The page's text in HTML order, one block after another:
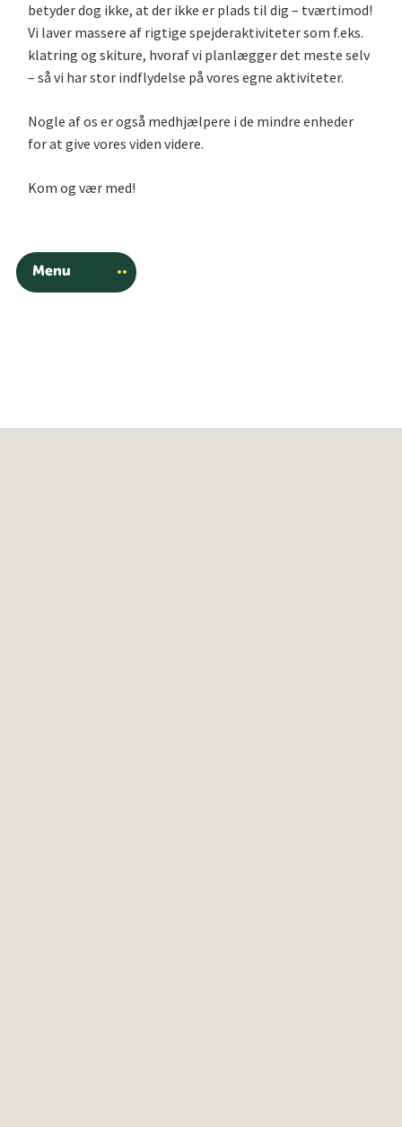
betyder dog ikke, at der ikke er plads til dig – tværtimod!
Vi laver massere af rigtige spejderaktiviteter som f.eks.
klatring og skiture, hvoraf vi planlægger det meste selv
– så vi har stor indflydelse på vores egne aktiviteter.
Nogle af os er også medhjælpere i de mindre enheder
for at give vores viden videre.
Kom og vær med!
Menu